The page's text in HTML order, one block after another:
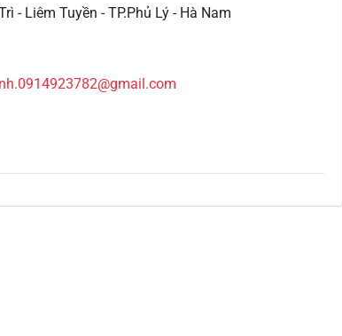
- Liêm Tuyền - TP.Phủ Lý - Hà Nam